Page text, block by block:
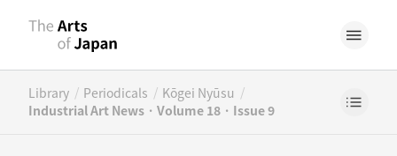
Library / Periodicals / Kōgei Nyūsu /
Industrial Art News · Volume 18 · Issue 9